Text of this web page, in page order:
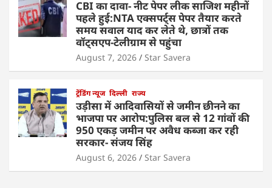
CBI का दावा- नीट पेपर लीक साजिश महीनों
पहले हुई:NTA एक्सपर्ट्स पेपर तैयार करते
समय सवाल याद कर लेते थे, छात्रों तक
वॉट्सएप-टेलीग्राम से पहुंचा
August 7, 2026 Star Savera
ट्रेंडिंग न्यूज दिल्ली राज्य
उड़ीसा में आदिवासियों से जमीन छीनने का
भाजपा पर आरोप:पुलिस बल से 12 गांवों की
950 एकड़ जमीन पर अवैध कब्जा कर रही
सरकार- संजय सिंह
August 6, 2026 Star Savera